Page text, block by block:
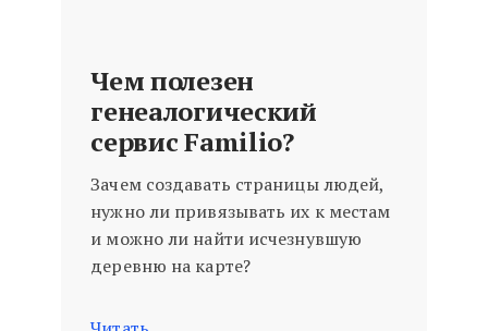
Чем полезен
генеалогический
сервис Familio?
Зачем создавать страницы людей,
нужно ли привязывать их к местам
и можно ли найти исчезнувшую
деревню на карте?